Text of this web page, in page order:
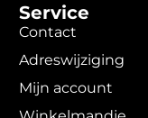
Service
Contact
Adreswijziging
Mijn account